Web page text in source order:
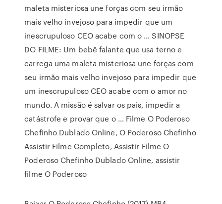
maleta misteriosa une forças com seu irmão
mais velho invejoso para impedir que um
inescrupuloso CEO acabe com o … SINOPSE
DO FILME: Um bebê falante que usa terno e
carrega uma maleta misteriosa une forças com
seu irmão mais velho invejoso para impedir que
um inescrupuloso CEO acabe com o amor no
mundo. A missão é salvar os pais, impedir a
catástrofe e provar que o … Filme O Poderoso
Chefinho Dublado Online, O Poderoso Chefinho
Assistir Filme Completo, Assistir Filme O
Poderoso Chefinho Dublado Online, assistir
filme O Poderoso